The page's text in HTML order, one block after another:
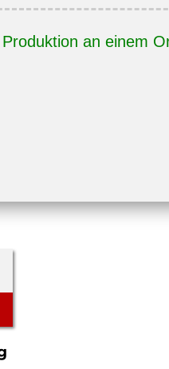
an einem